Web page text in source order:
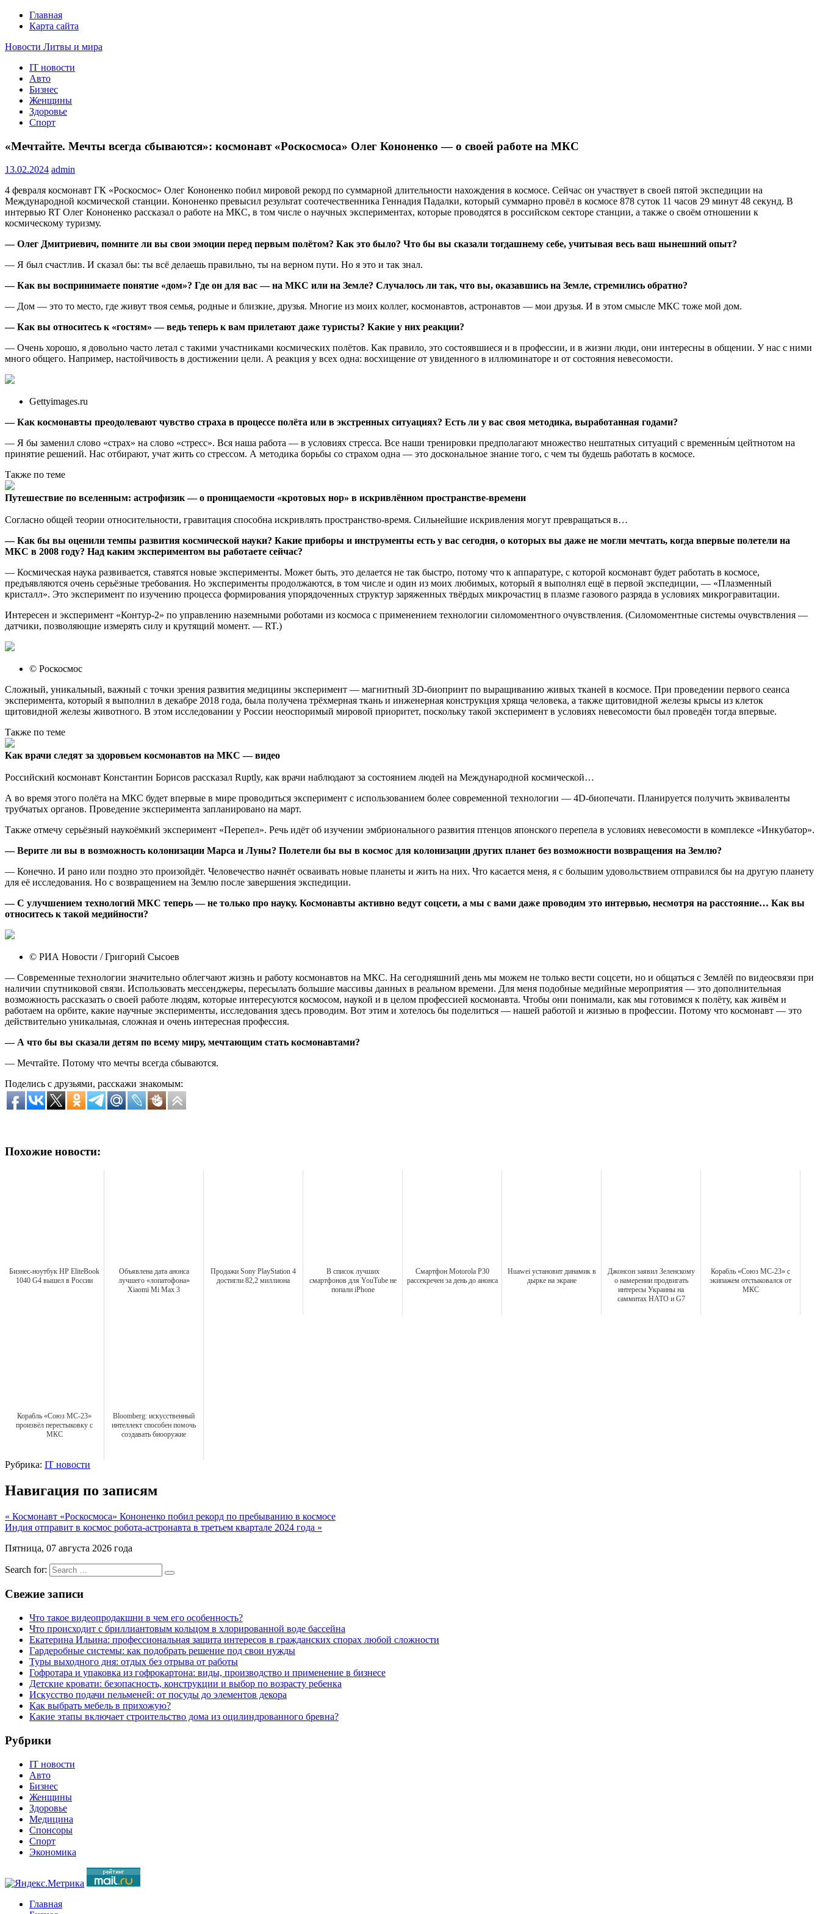
Главная
Карта сайта
Новости Литвы и мира
Свежие события и главные новости часа Литвы и мира на портале EUROLITVA.RU
IT новости
Авто
Бизнес
Женщины
Здоровье
Спорт
«Мечтайте. Мечты всегда сбываются»: космонавт «Роскосмоса» Олег Кононенко — о своей работе на МКС
13.02.2024 admin
4 февраля космонавт ГК «Роскосмос» Олег Кононенко побил мировой рекорд по суммарной длительности нахождения в космосе. Сейчас он участвует в своей пятой экспедиции на
Международной космической станции. Кононенко превысил результат соотечественника Геннадия Падалки, который суммарно провёл в космосе 878 суток 11 часов 29 минут 48 секунд. В
интервью RT Олег Кононенко рассказал о работе на МКС, в том числе о научных экспериментах, которые проводятся в российском секторе станции, а также о своём отношении к
космическому туризму.
— Олег Дмитриевич, помните ли вы свои эмоции перед первым полётом? Как это было? Что бы вы сказали тогдашнему себе, учитывая весь ваш нынешний опыт?
— Я был счастлив. И сказал бы: ты всё делаешь правильно, ты на верном пути. Но я это и так знал.
— Как вы воспринимаете понятие «дом»? Где он для вас — на МКС или на Земле? Случалось ли так, что вы, оказавшись на Земле, стремились обратно?
— Дом — это то место, где живут твоя семья, родные и близкие, друзья. Многие из моих коллег, космонавтов, астронавтов — мои друзья. И в этом смысле МКС тоже мой дом.
— Как вы относитесь к «гостям» — ведь теперь к вам прилетают даже туристы? Какие у них реакции?
— Очень хорошо, я довольно часто летал с такими участниками космических полётов. Как правило, это состоявшиеся и в профессии, и в жизни люди, они интересны в общении. У нас с ними
много общего. Например, настойчивость в достижении цели. А реакция у всех одна: восхищение от увиденного в иллюминаторе и от состояния невесомости.
Gettyimages.ru
— Как космонавты преодолевают чувство страха в процессе полёта или в экстренных ситуациях? Есть ли у вас своя методика, выработанная годами?
— Я бы заменил слово «страх» на слово «стресс». Вся наша работа — в условиях стресса. Все наши тренировки предполагают множество нештатных ситуаций с временны́м цейтнотом на
принятие решений. Нас отбирают, учат жить со стрессом. А методика борьбы со страхом одна — это доскональное знание того, с чем ты будешь работать в космосе.
Также по теме
Путешествие по вселенным: астрофизик — о проницаемости «кротовых нор» в искривлённом пространстве-времени
Согласно общей теории относительности, гравитация способна искривлять пространство-время. Сильнейшие искривления могут превращаться в…
— Как бы вы оценили темпы развития космической науки? Какие приборы и инструменты есть у вас сегодня, о которых вы даже не могли мечтать, когда впервые полетели на
МКС в 2008 году? Над каким экспериментом вы работаете сейчас?
— Космическая наука развивается, ставятся новые эксперименты. Может быть, это делается не так быстро, потому что к аппаратуре, с которой космонавт будет работать в космосе,
предъявляются очень серьёзные требования. Но эксперименты продолжаются, в том числе и один из моих любимых, который я выполнял ещё в первой экспедиции, — «Плазменный
кристалл». Это эксперимент по изучению процесса формирования упорядоченных структур заряженных твёрдых микрочастиц в плазме газового разряда в условиях микрогравитации.
Интересен и эксперимент «Контур-2» по управлению наземными роботами из космоса с применением технологии силомоментного очувствления. (Силомоментные системы очувствления —
датчики, позволяющие измерять силу и крутящий момент. — RT.)
© Роскосмос
Сложный, уникальный, важный с точки зрения развития медицины эксперимент — магнитный 3D-биопринт по выращиванию живых тканей в космосе. При проведении первого сеанса
эксперимента, который я выполнил в декабре 2018 года, была получена трёхмерная ткань и инженерная конструкция хряща человека, а также щитовидной железы крысы из клеток
щитовидной железы животного. В этом исследовании у России неоспоримый мировой приоритет, поскольку такой эксперимент в условиях невесомости был проведён тогда впервые.
Также по теме
Как врачи следят за здоровьем космонавтов на МКС — видео
Российский космонавт Константин Борисов рассказал Ruptly, как врачи наблюдают за состоянием людей на Международной космической…
А во время этого полёта на МКС будет впервые в мире проводиться эксперимент с использованием более современной технологии — 4D-биопечати. Планируется получить эквиваленты
трубчатых органов. Проведение эксперимента запланировано на март.
Также отмечу серьёзный наукоёмкий эксперимент «Перепел». Речь идёт об изучении эмбрионального развития птенцов японского перепела в условиях невесомости в комплексе «Инкубатор».
— Верите ли вы в возможность колонизации Марса и Луны? Полетели бы вы в космос для колонизации других планет без возможности возвращения на Землю?
— Конечно. И рано или поздно это произойдёт. Человечество начнёт осваивать новые планеты и жить на них. Что касается меня, я с большим удовольствием отправился бы на другую планету
для её исследования. Но с возвращением на Землю после завершения экспедиции.
— С улучшением технологий МКС теперь — не только про науку. Космонавты активно ведут соцсети, а мы с вами даже проводим это интервью, несмотря на расстояние… Как вы
относитесь к такой медийности?
© РИА Новости / Григорий Сысоев
— Современные технологии значительно облегчают жизнь и работу космонавтов на МКС. На сегодняшний день мы можем не только вести соцсети, но и общаться с Землёй по видеосвязи при
наличии спутниковой связи. Использовать мессенджеры, пересылать большие массивы данных в реальном времени. Для меня подобные медийные мероприятия — это дополнительная
возможность рассказать о своей работе людям, которые интересуются космосом, наукой и в целом профессией космонавта. Чтобы они понимали, как мы готовимся к полёту, как живём и
работаем на орбите, какие научные эксперименты, исследования здесь проводим. Вот этим и хотелось бы поделиться — нашей работой и жизнью в профессии. Потому что космонавт — это
действительно уникальная, сложная и очень интересная профессия.
— А что бы вы сказали детям по всему миру, мечтающим стать космонавтами?
— Мечтайте. Потому что мечты всегда сбываются.
Поделись с друзьями, расскажи знакомым:
Похожие новости:
Бизнес-ноутбук HP EliteBook
1040 G4 вышел в России
Объявлена дата анонса
лучшего «лопатофона»
Xiaomi Mi Max 3
Продажи Sony PlayStation 4
достигли 82,2 миллиона
В список лучших
смартфонов для YouTube не
попали iPhone
Смартфон Motorola P30
рассекречен за день до анонса
Huawei установит динамик в
дырке на экране
Джонсон заявил Зеленскому
о намерении продвигать
интересы Украины на
саммитах НАТО и G7
Корабль «Союз МС-23» с
экипажем отстыковался от
МКС
Корабль «Союз МС-23»
произвёл перестыковку с
МКС
Bloomberg: искусственный
интеллект способен помочь
создавать биооружие
Рубрика: IT новости
Навигация по записям
« Космонавт «Роскосмоса» Кононенко побил рекорд по пребыванию в космосе
Индия отправит в космос робота-астронавта в третьем квартале 2024 года »
Пятница, 07 августа 2026 года
Search for:
Свежие записи
Что такое видеопродакшни в чем его особенность?
Что происходит с бриллиантовым кольцом в хлорированной воде бассейна
Екатерина Ильина: профессиональная защита интересов в гражданских спорах любой сложности
Гардеробные системы: как подобрать решение под свои нужды
Туры выходного дня: отдых без отрыва от работы
Гофротара и упаковка из гофрокартона: виды, производство и применение в бизнесе
Детские кровати: безопасность, конструкции и выбор по возрасту ребенка
Искусство подачи пельменей: от посуды до элементов декора
Как выбрать мебель в прихожую?
Какие этапы включает строительство дома из оцилиндрованного бревна?
Рубрики
IT новости
Авто
Бизнес
Женщины
Здоровье
Медицина
Спонсоры
Спорт
Экономика
Главная